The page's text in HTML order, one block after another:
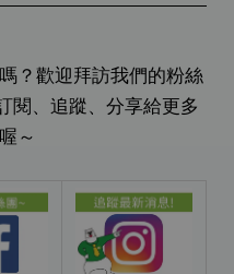
？歡迎拜訪我們的粉絲
閱、追蹤、分享給更多
～